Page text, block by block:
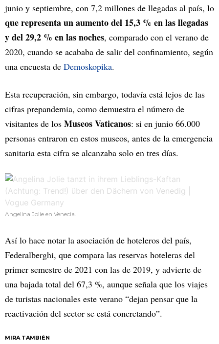
junio y septiembre, con 7,2 millones de llegadas al país, lo
que representa un aumento del 15,3 % en las llegadas
y del 29,2 % en las noches, comparado con el verano de
2020, cuando se acababa de salir del confinamiento, según
una encuesta de Demoskopika.
Esta recuperación, sin embargo, todavía está lejos de las
cifras prepandemia, como demuestra el número de
visitantes de los Museos Vaticanos: si en junio 66.000
personas entraron en estos museos, antes de la emergencia
sanitaria esta cifra se alcanzaba solo en tres días.
Angelina Jolie en Venecia.
Así lo hace notar la asociación de hoteleros del país,
Federalberghi, que compara las reservas hoteleras del
primer semestre de 2021 con las de 2019, y advierte de
una bajada total del 67,3 %, aunque señala que los viajes
de turistas nacionales este verano “dejan pensar que la
reactivación del sector se está concretando”.
MIRA TAMBIÉN